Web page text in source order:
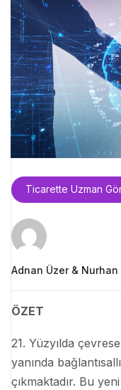
Ticarette Uzman
Adnan Üzer & Nurhan
ÖZET
21. Yüzyılda
yanında
çıkmaktadır. Bu